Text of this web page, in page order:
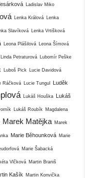
Ladislav Miko
Lenka Králová Lenka
Slavíková Lenka Vrtišková
Leona Plášilová Leona Šímová
Linda Petraturová Lubomír Peške
Luboš Pick Lucie Davidová
Ráčková Lucie Tungul Luděk
Lukáš Houška Lukáš
Lukáš Roubík Magdalena
Marek Matějka Marek
Marie Běhounková Marie
Marie Šabacká
Vlčková Martin Braniš
Kašík Martin Konvička